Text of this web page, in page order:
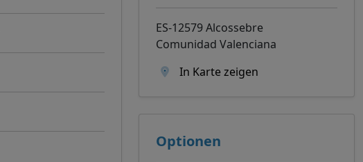
ES-12579 Alcossebre
Comunidad Valenciana
In Karte zeigen
Optionen